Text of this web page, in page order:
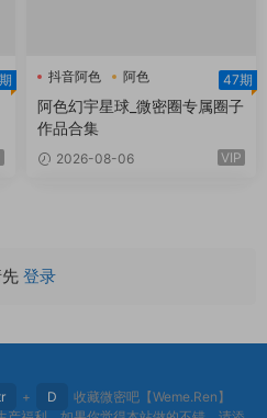
抖音阿色
阿色
阿色幻宇星球
47期
阿色幻宇星球_微密圈专属圈子
作品合集
2026-08-06 VIP
登录
+ D
收藏微密吧【Weme.Ren】